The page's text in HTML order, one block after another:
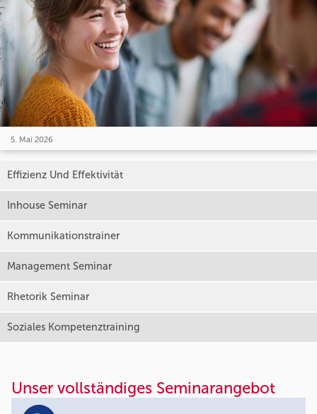
5. Mai 2026
Effizienz Und Effektivität
Inhouse Seminar
Kommunikationstrainer
Management Seminar
Rhetorik Seminar
Soziales Kompetenztraining
Unser vollständiges Seminarangebot